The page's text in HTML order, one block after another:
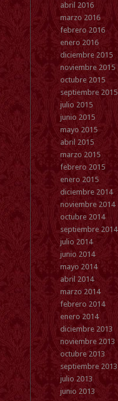
abril 2016
marzo 2016
febrero 2016
enero 2016
diciembre 2015
noviembre 2015
octubre 2015
septiembre 2015
julio 2015
junio 2015
mayo 2015
abril 2015
marzo 2015
febrero 2015
enero 2015
diciembre 2014
noviembre 2014
octubre 2014
septiembre 2014
julio 2014
junio 2014
mayo 2014
abril 2014
marzo 2014
febrero 2014
enero 2014
diciembre 2013
noviembre 2013
octubre 2013
septiembre 2013
julio 2013
junio 2013